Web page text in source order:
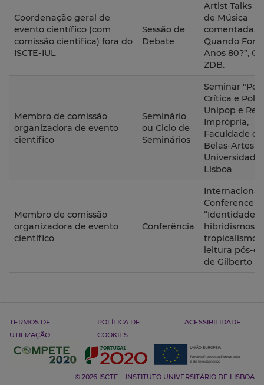
Coordenação geral de
evento científico (com
comissão científica) fora do
ISCTE-IUL
Sessão de
Debate
Artist Talks
de Música
comentada.
Quando
Anos 80?”,
ZDB.
Membro de comissão
organizadora de evento
científico
Seminário
ou Ciclo de
Seminários
Seminar
Crítica e
Unipop e
Imprópria,
Faculdade de
Belas-Artes
Universidade
Lisboa
Membro de comissão
organizadora de evento
científico
Conferência
Internacional
Conference
“Identidades,
hibridismos e
tropicalismos:
leitura pós-
de Gilberto
TERMOS DE
UTILIZAÇÃO
POLÍTICA DE
COOKIES
ACESSIBILIDADE
© 2026 ISCTE – INSTITUTO UNIVERSITÁRIO DE LISBOA